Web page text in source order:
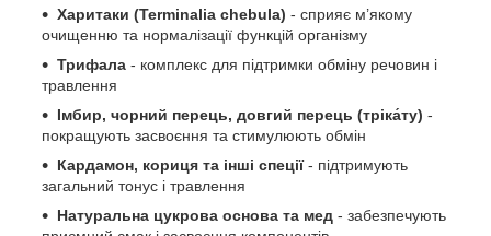
Харитаки (Terminalia chebula) - сприяє м’якому
очищенню та нормалізації функцій організму
Трифала - комплекс для підтримки обміну речовин і
травлення
Імбир, чорний перець, довгий перець (тріка́ту) -
покращують засвоєння та стимулюють обмін
Кардамон, кориця та інші спеції- підтримують
загальний тонус і травлення
Натуральна цукрова основа та мед - забезпечують